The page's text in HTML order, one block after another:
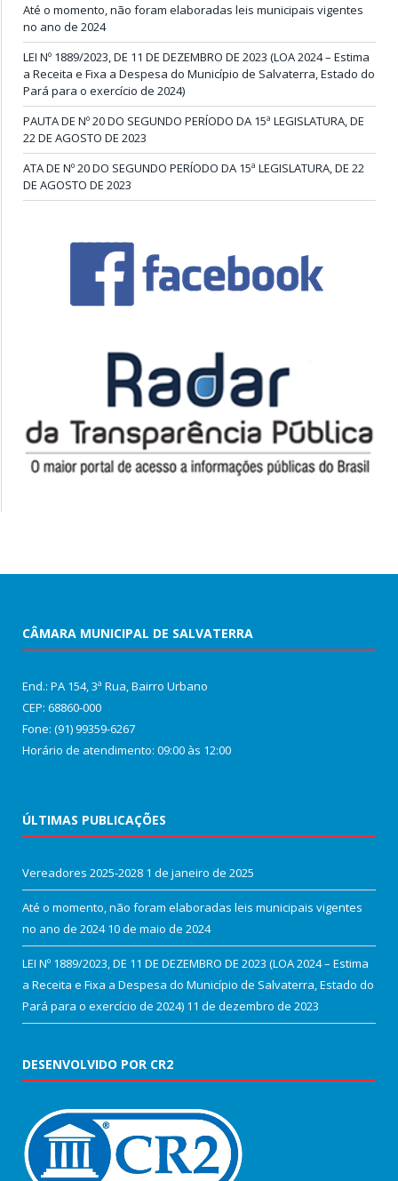
Até o momento, não foram elaboradas leis municipais vigentes
no ano de 2024
LEI Nº 1889/2023, DE 11 DE DEZEMBRO DE 2023 (LOA 2024 – Estima
a Receita e Fixa a Despesa do Município de Salvaterra, Estado do
Pará para o exercício de 2024)
PAUTA DE Nº 20 DO SEGUNDO PERÍODO DA 15ª LEGISLATURA, DE
22 DE AGOSTO DE 2023
ATA DE Nº 20 DO SEGUNDO PERÍODO DA 15ª LEGISLATURA, DE 22
DE AGOSTO DE 2023
CÂMARA MUNICIPAL DE SALVATERRA
End.: PA 154, 3ª Rua, Bairro Urbano
CEP: 68860‑000
Fone: (91) 99359-6267
Horário de atendimento: 09:00 às 12:00
ÚLTIMAS PUBLICAÇÕES
Vereadores 2025-2028 1 de janeiro de 2025
Até o momento, não foram elaboradas leis municipais vigentes
no ano de 2024 10 de maio de 2024
LEI Nº 1889/2023, DE 11 DE DEZEMBRO DE 2023 (LOA 2024 – Estima
a Receita e Fixa a Despesa do Município de Salvaterra, Estado do
Pará para o exercício de 2024) 11 de dezembro de 2023
DESENVOLVIDO POR CR2